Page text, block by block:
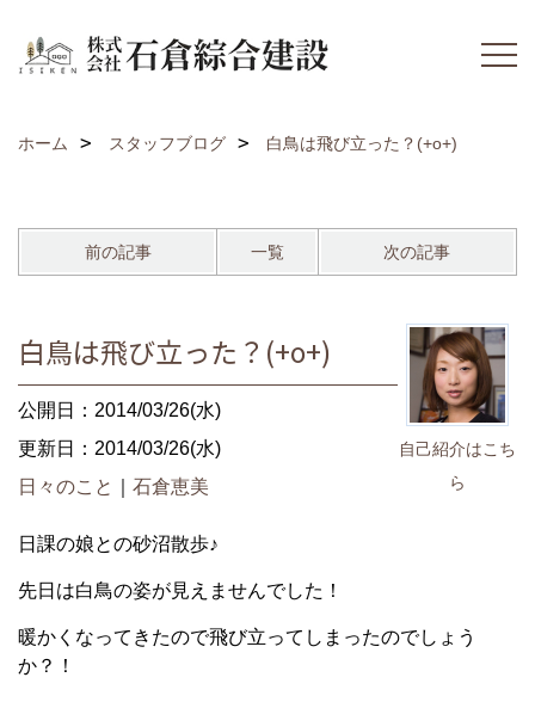
ホーム スタッフブログ 白鳥は飛び立った？(+o+)
前の記事 一覧 次の記事
自己紹介はこち
ら
白鳥は飛び立った？(+o+)
公開日：2014/03/26(水)
更新日：2014/03/26(水)
日々のこと
石倉恵美
日課の娘との砂沼散歩♪
先日は白鳥の姿が見えませんでした！
暖かくなってきたので飛び立ってしまったのでしょう
か？！